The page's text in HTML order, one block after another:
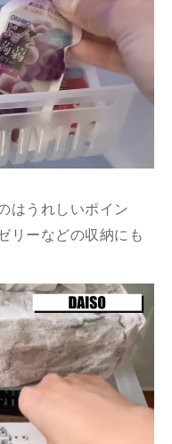
はうれしいポイン
リーなどの収納にも